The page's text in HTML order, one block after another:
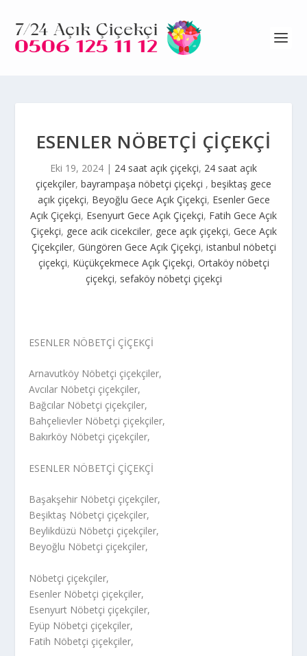
ESENLER NÖBETÇİ ÇİÇEKÇİ
Eki 19, 2024 | 24 saat açık çiçekçi, 24 saat açık
çiçekçiler, bayrampaşa nöbetçi çiçekçi , beşiktaş gece
açık çiçekçi, Beyoğlu Gece Açık Çiçekçi, Esenler Gece
Açık Çiçekçi, Esenyurt Gece Açık Çiçekçi, Fatih Gece Açık
Çiçekçi, gece acik cicekciler, gece açık çiçekçi, Gece Açık
Çiçekçiler, Güngören Gece Açık Çiçekçi, istanbul nöbetçi
çiçekçi, Küçükçekmece Açık Çiçekçi, Ortaköy nöbetçi
çiçekçi, sefaköy nöbetçi çiçekçi
ESENLER NÖBETÇİ ÇİÇEKÇİ
Arnavutköy Nöbetçi çiçekçiler,
Avcılar Nöbetçi çiçekçiler,
Bağcılar Nöbetçi çiçekçiler,
Bahçelievler Nöbetçi çiçekçiler,
Bakırköy Nöbetçi çiçekçiler,
ESENLER NÖBETÇİ ÇİÇEKÇİ
Başakşehir Nöbetçi çiçekçiler,
Beşiktaş Nöbetçi çiçekçiler,
Beylikdüzü Nöbetçi çiçekçiler,
Beyoğlu Nöbetçi çiçekçiler,
Nöbetçi çiçekçiler,
Esenler Nöbetçi çiçekçiler,
Esenyurt Nöbetçi çiçekçiler,
Eyüp Nöbetçi çiçekçiler,
Fatih Nöbetçi çiçekçiler,